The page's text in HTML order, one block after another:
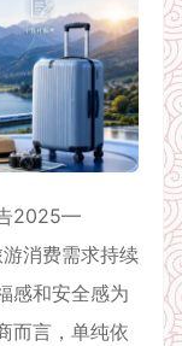
2025—
消费需求持续
感和安全感为
而言，单纯依